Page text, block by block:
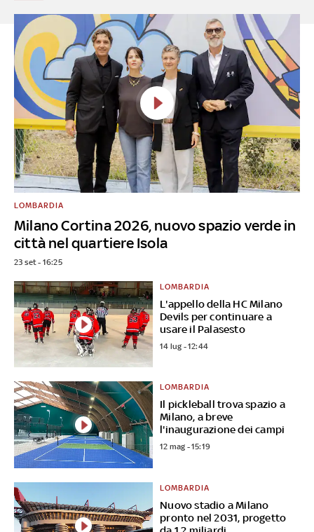
Milano Cortina 2026, nuovo spazio verde in
città nel quartiere Isola
LOMBARDIA
23 set - 16:25
L'appello della HC Milano
Devils per continuare a
usare il Palasesto
LOMBARDIA
14 lug - 12:44
Il pickleball trova spazio a
Milano, a breve
l'inaugurazione dei campi
LOMBARDIA
12 mag - 15:19
Nuovo stadio a Milano
pronto nel 2031, progetto
LOMBARDIA